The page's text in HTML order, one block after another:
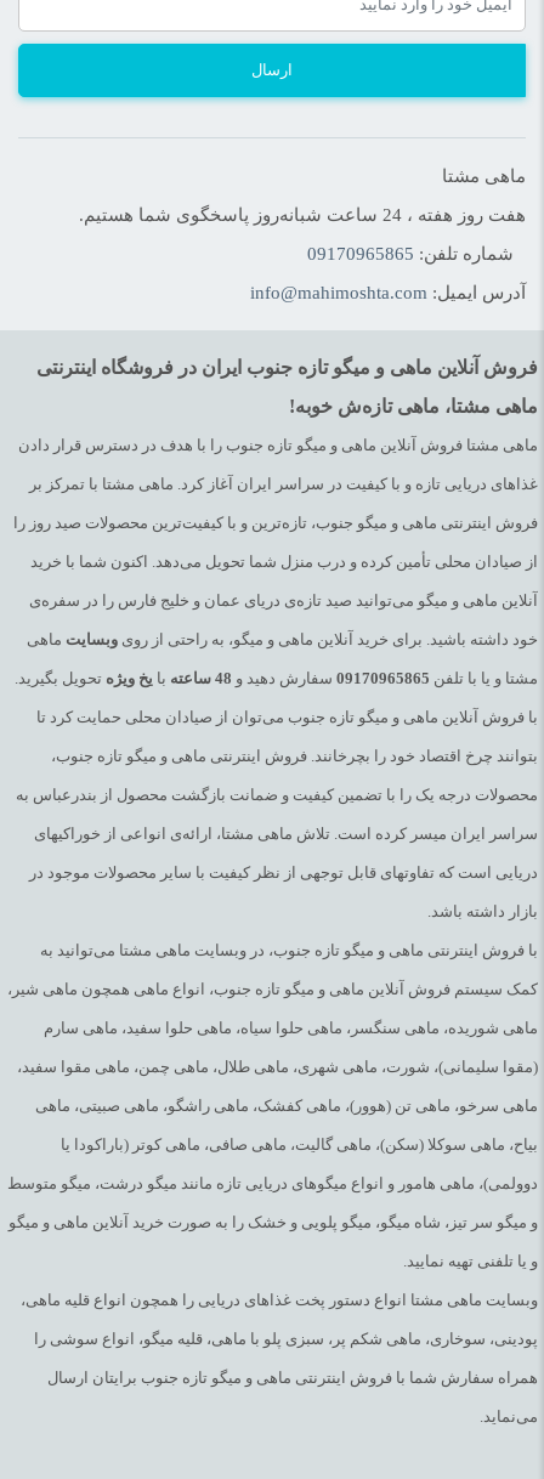
ارسال
ماهی مشتا
هفت روز هفته ، 24 ساعت شبانه‌روز پاسخگوی شما هستیم.
شماره تلفن: 09170965865
آدرس ایمیل: info@mahimoshta.com
فروش آنلاین ماهی و میگو تازه جنوب ایران در فروشگاه اینترنتی
ماهی مشتا، ماهی تازه‌ش خوبه!
ماهی مشتا فروش آنلاین ماهی و میگو تازه جنوب را با هدف در دسترس قرار دادن
غذاهای دریایی تازه و با کیفیت در سراسر ایران آغاز کرد. ماهی مشتا با تمرکز بر
فروش اینترنتی ماهی و میگو جنوب، تازه‌ترین و با کیفیت‌ترین محصولات صید روز را
از صیادان محلی تأمین کرده و درب منزل شما تحویل می‌دهد. اکنون شما با خرید
آنلاین ماهی و میگو می‌توانید صید تازه‌ی دریای عمان و خلیج فارس را در سفره‌ی
خود داشته باشید. برای خرید آنلاین ماهی و میگو، به راحتی از روی وبسایت ماهی
مشتا و یا با تلفن 09170965865 سفارش دهید و 48 ساعته با یخ ویژه تحویل بگیرید.
با فروش آنلاین ماهی و میگو تازه جنوب می‌توان از صیادان محلی حمایت کرد تا
بتوانند چرخ اقتصاد خود را بچرخانند. فروش اینترنتی ماهی و میگو تازه جنوب،
محصولات درجه یک را با تضمین کیفیت و ضمانت بازگشت محصول از بندرعباس به
سراسر ایران میسر کرده است. تلاش ماهی مشتا، ارائه‌ی انواعی از خوراکیهای
دریایی است که تفاوتهای قابل توجهی از نظر کیفیت با سایر محصولات موجود در
بازار داشته باشد.
با فروش اینترنتی ماهی و میگو تازه جنوب، در وبسایت ماهی مشتا می‌توانید به
کمک سیستم فروش آنلاین ماهی و میگو تازه جنوب، انواع ماهی همچون ماهی شیر،
ماهی شوریده، ماهی سنگسر، ماهی حلوا سیاه، ماهی حلوا سفید، ماهی سارم
(مقوا سلیمانی)، شورت، ماهی شهری، ماهی طلال، ماهی چمن، ماهی مقوا سفید،
ماهی سرخو، ماهی تن (هوور)، ماهی کفشک، ماهی راشگو، ماهی صبیتی، ماهی
بیاح، ماهی سوکلا (سکن)، ماهی گالیت، ماهی صافی، ماهی کوتر (باراکودا یا
دوولمی)، ماهی هامور و انواع میگوهای دریایی تازه مانند میگو درشت، میگو متوسط
و میگو سر تیز، شاه میگو، میگو پلویی و خشک را به صورت خرید آنلاین ماهی و میگو
و یا تلفنی تهیه نمایید.
وبسایت ماهی مشتا انواع دستور پخت غذاهای دریایی را همچون انواع قلیه ماهی،
پودینی، سوخاری، ماهی شکم پر، سبزی پلو با ماهی، قلیه میگو، انواع سوشی را
همراه سفارش شما با فروش اینترنتی ماهی و میگو تازه جنوب برایتان ارسال
می‌نماید.